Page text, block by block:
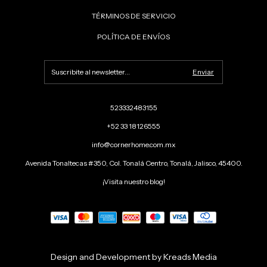
TÉRMINOS DE SERVICIO
POLÍTICA DE ENVÍOS
523332483155
+52 33 18126555
info@cornerhome.com.mx
Avenida Tonaltecas #350, Col. Tonalá Centro, Tonalá, Jalisco, 45400.
¡Visita nuestro blog!
Design and Development by Kreads Media